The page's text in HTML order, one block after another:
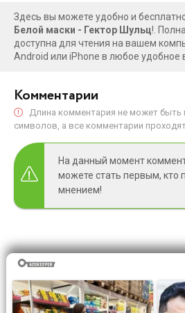
Здесь вы можете удобно и
Белой маски - Гектор Шульц!.
доступна для чтения на вашем
Android или iPhone в любое удобное
Комментарии
Длина комментария не может быть
символов, а все комментарии
На данный момент
можете стать первым, кто
мнением!